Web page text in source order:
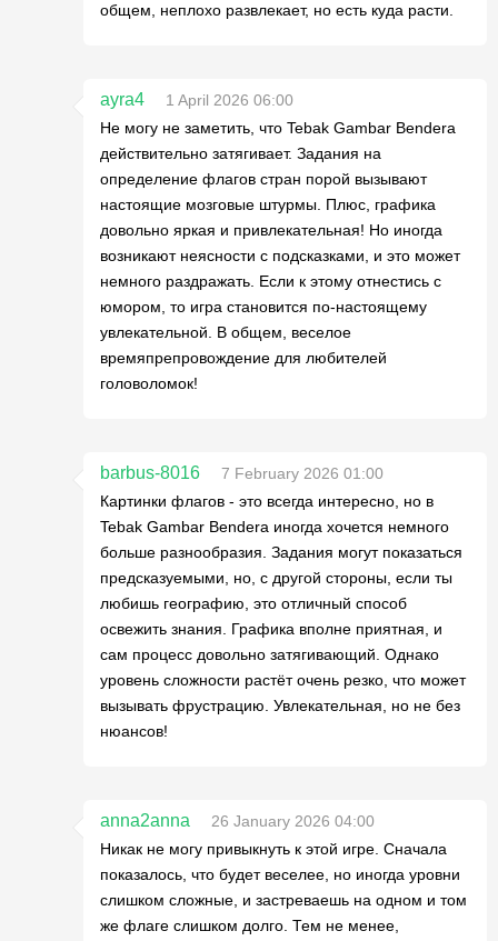
общем, неплохо развлекает, но есть куда расти.
ayra4
1 April 2026 06:00
Не могу не заметить, что Tebak Gambar Bendera
действительно затягивает. Задания на
определение флагов стран порой вызывают
настоящие мозговые штурмы. Плюс, графика
довольно яркая и привлекательная! Но иногда
возникают неясности с подсказками, и это может
немного раздражать. Если к этому отнестись с
юмором, то игра становится по-настоящему
увлекательной. В общем, веселое
времяпрепровождение для любителей
головоломок!
barbus-8016
7 February 2026 01:00
Картинки флагов - это всегда интересно, но в
Tebak Gambar Bendera иногда хочется немного
больше разнообразия. Задания могут показаться
предсказуемыми, но, с другой стороны, если ты
любишь географию, это отличный способ
освежить знания. Графика вполне приятная, и
сам процесс довольно затягивающий. Однако
уровень сложности растёт очень резко, что может
вызывать фрустрацию. Увлекательная, но не без
нюансов!
anna2anna
26 January 2026 04:00
Никак не могу привыкнуть к этой игре. Сначала
показалось, что будет веселее, но иногда уровни
слишком сложные, и застреваешь на одном и том
же флаге слишком долго. Тем не менее,